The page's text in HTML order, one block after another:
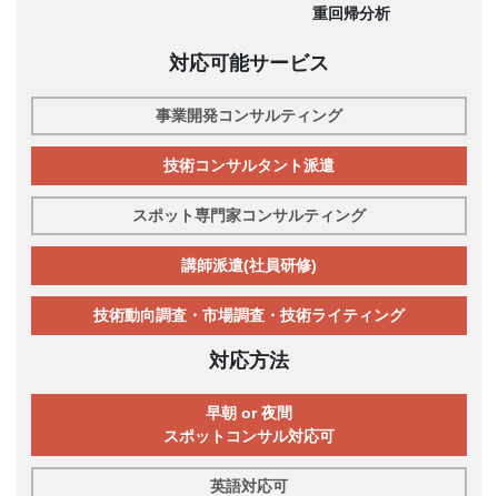
重回帰分析
対応可能サービス
事業開発コンサルティング
技術コンサルタント派遣
スポット専門家コンサルティング
講師派遣(社員研修)
技術動向調査・市場調査・技術ライティング
対応方法
早朝 or 夜間
スポットコンサル対応可
英語対応可